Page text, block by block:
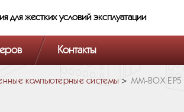
для жестких условий эксплуатации
Контакты
компьютерные системы MM-BOX EP5